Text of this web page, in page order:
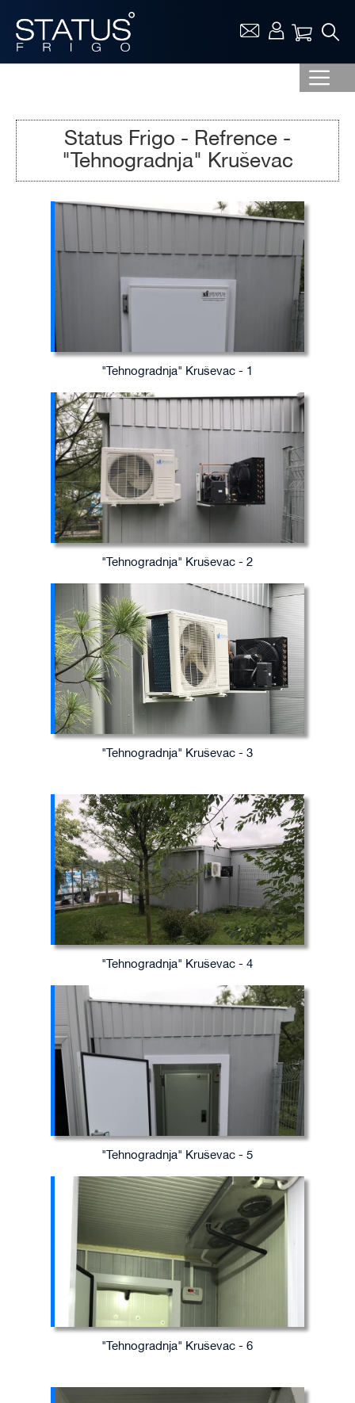
Vaša
Status Frigo - Refrence -
"Tehnogradnja" Kruševac
"Tehnogradnja" Kruševac - 1
"Tehnogradnja" Kruševac - 2
"Tehnogradnja" Kruševac - 3
"Tehnogradnja" Kruševac - 4
"Tehnogradnja" Kruševac - 5
"Tehnogradnja" Kruševac - 6